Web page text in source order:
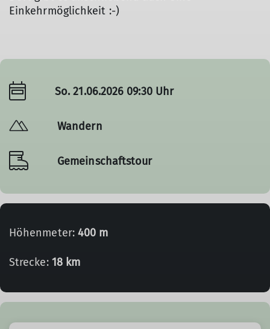
Einkehrmöglichkeit :-)
So. 21.06.2026 09:30 Uhr
Wandern
Gemeinschaftstour
Höhenmeter: 400 m
Strecke: 18 km